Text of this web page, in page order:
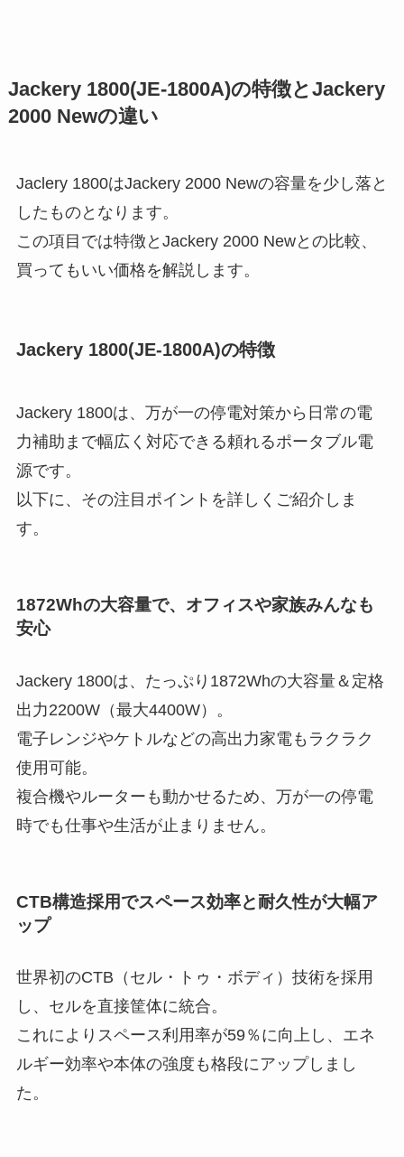
Jackery 1800(JE-1800A)の特徴とJackery
2000 Newの違い
Jaclery 1800はJackery 2000 Newの容量を少し落と
したものとなります。
この項目では特徴とJackery 2000 Newとの比較、
買ってもいい価格を解説します。
Jackery 1800(JE-1800A)の特徴
Jackery 1800は、万が一の停電対策から日常の電
力補助まで幅広く対応できる頼れるポータブル電
源です。
以下に、その注目ポイントを詳しくご紹介しま
す。
1872Whの大容量で、オフィスや家族みんなも
安心
Jackery 1800は、たっぷり1872Whの大容量＆定格
出力2200W（最大4400W）。
電子レンジやケトルなどの高出力家電もラクラク
使用可能。
複合機やルーターも動かせるため、万が一の停電
時でも仕事や生活が止まりません。
CTB構造採用でスペース効率と耐久性が大幅ア
ップ
世界初のCTB（セル・トゥ・ボディ）技術を採用
し、セルを直接筐体に統合。
これによりスペース利用率が59％に向上し、エネ
ルギー効率や本体の強度も格段にアップしまし
た。